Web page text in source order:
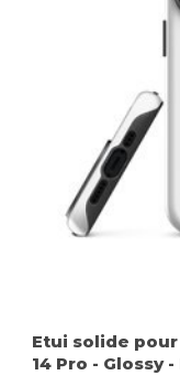
Etui solide
14 Pro - Glossy-